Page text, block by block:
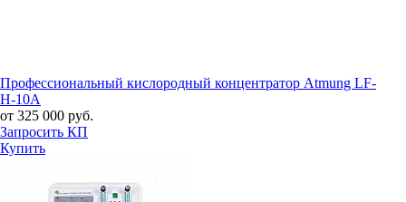
Профессиональный кислородный концентратор Atmung LF-
H-10A
от 325 000 руб.
Запросить КП
Купить